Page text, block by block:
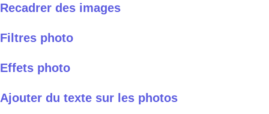
Recadrer des images
Filtres photo
Effets photo
Ajouter du texte sur les photos